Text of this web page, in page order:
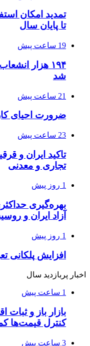
تمدید امکان
تا پایان سال
19 ساعت پیش
۱۹۴ هزار
شد
21 ساعت پیش
ضرورت احیای
23 ساعت پیش
تاکید ایران و
تجاری و معدنی
1 روز پیش
بهره‌گیری
آزاد ایران و
1 روز پیش
افزایش پلکانی
اخبار پربازدید سال
1 ساعت پیش
بازار باز و
کنترل قیمت‌ها
3 ساعت پیش